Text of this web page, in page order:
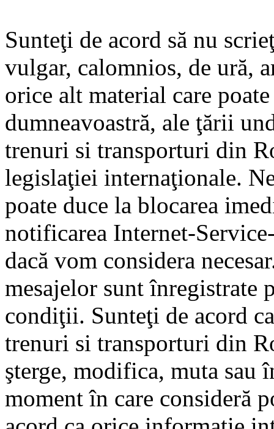
Sunteţi de acord să nu
vulgar, calomnios, de ură,
orice alt material care
dumneavoastră, ale ţării
trenuri si transporturi din
legislaţiei internaţionale.
poate duce la blocarea
notificarea Internet-
dacă vom considera
mesajelor sunt înregistrate
condiţii. Sunteţi de acord
trenuri si transporturi din
şterge, modifica, muta sau
moment în care consideră